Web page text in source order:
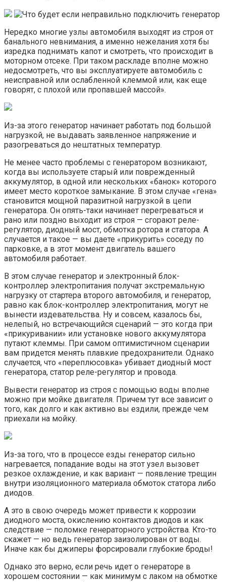
Нередко многие узлы автомобиля выходят из строя от
банального невнимания, а именно нежелания хотя бы
изредка поднимать капот и смотреть, что происходит в
моторном отсеке. При таком раскладе вполне можно
недосмотреть, что вы эксплуатируете автомобиль с
неисправной или ослабленной клеммой или, как еще
говорят, с плохой или пропавшей массой».
Из-за этого генератор начинает работать под большой
нагрузкой, не выдавать заявленное напряжение и
разогреваться до нештатных температур.
Не менее часто проблемы с генератором возникают,
когда вы используете старый или поврежденный
аккумулятор, в одной или нескольких «банок» которого
имеет место короткое замыкание. В этом случае «гена»
становится мощной паразитной нагрузкой в цепи
генератора. Он опять-таки начинает перегреваться и
рано или поздно выходит из строя — сгорают реле-
регулятор, диодный мост, обмотка ротора и статора. А
случается и такое — вы даете «прикурить» соседу по
парковке, а в этот момент двигатель вашего
автомобиля работает.
В этом случае генератор и электронный блок-
контроллер электропитания получат экстремальную
нагрузку от стартера второго автомобиля, и генератор,
равно как блок-контроллер электропитания, могут не
вынести издевательства. Ну и совсем, казалось бы,
нелепый, но встречающийся сценарий — это когда при
«прикуривании» или установке нового аккумулятора
путают клеммы. При самом оптимистичном сценарии
вам придется менять плавкие предохранители. Однако
случается, что «переплюсовка» убивает диодный мост
генератора, статор реле-регулятор и провода.
Вывести генератор из строя с помощью воды вполне
можно при мойке двигателя. Причем тут все зависит о
того, как долго и как активно вы ездили, прежде чем
приехали на мойку.
Из-за того, что в процессе езды генератор сильно
нагревается, попадание воды на этот узел вызовет
резкое охлаждение, и как вариант — появление трещин
внутри изоляционного материала обмоток статора либо
диодов.
А это в свою очередь может привести к коррозии
диодного моста, окислению контактов диодов и как
следствие — поломке генераторного устройства. Кто-то
скажет — но ведь генератор заизолирован от воды.
Иначе как бы джиперы форсировали глубокие броды!
Однако это верно, если речь идет о генераторе в
хорошем состоянии — как минимум с лаком на обмотке